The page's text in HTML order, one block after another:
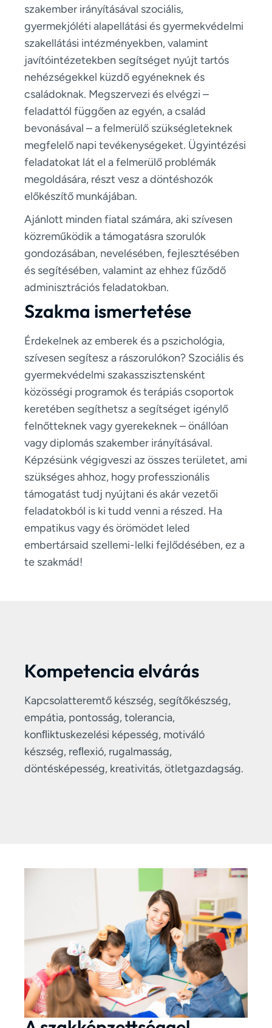
szakember irányításával szociális,
gyermekjóléti alapellátási és gyermekvédelmi
szakellátási intézményekben, valamint
javítóintézetekben segítséget nyújt tartós
nehézségekkel küzdő egyéneknek és
családoknak. Megszervezi és elvégzi –
feladattól függően az egyén, a család
bevonásával – a felmerülő szükségleteknek
megfelelő napi tevékenységeket. Ügyintézési
feladatokat lát el a felmerülő problémák
megoldására, részt vesz a döntéshozók
előkészítő munkájában.
Ajánlott minden fiatal számára, aki szívesen
közreműködik a támogatásra szorulók
gondozásában, nevelésében, fejlesztésében
és segítésében, valamint az ehhez fűződő
adminisztrációs feladatokban.
Szakma ismertetése
Érdekelnek az emberek és a pszichológia,
szívesen segítesz a rászorulókon? Szociális és
gyermekvédelmi szakasszisztensként
közösségi programok és terápiás csoportok
keretében segíthetsz a segítséget igénylő
felnőtteknek vagy gyerekeknek – önállóan
vagy diplomás szakember irányításával.
Képzésünk végigveszi az összes területet, ami
szükséges ahhoz, hogy professzionális
támogatást tudj nyújtani és akár vezetői
feladatokból is ki tudd venni a részed. Ha
empatikus vagy és örömödet leled
embertársaid szellemi-lelki fejlődésében, ez a
te szakmád!
Kompetencia elvárás
Kapcsolatteremtő készség, segítőkészség,
empátia, pontosság, tolerancia,
konﬂiktuskezelési képesség, motiváló
készség, reﬂexió, rugalmasság,
döntésképesség, kreativitás, ötletgazdagság.